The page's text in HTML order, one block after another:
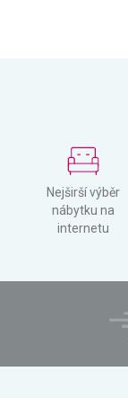
Nejširší výběr
nábytku na
internetu